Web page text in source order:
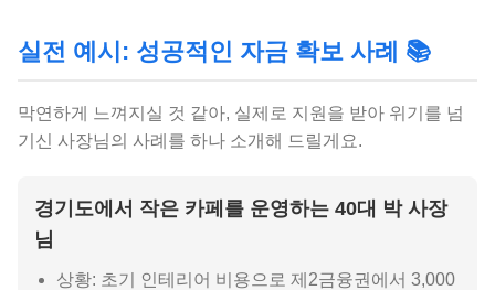
실전 예시: 성공적인 자금 확보 사례 📚
막연하게 느껴지실 것 같아, 실제로 지원을 받아 위기를 넘
기신 사장님의 사례를 하나 소개해 드릴게요.
경기도에서 작은 카페를 운영하는 40대 박 사장
님
상황: 초기 인테리어 비용으로 제2금융권에서 3,000